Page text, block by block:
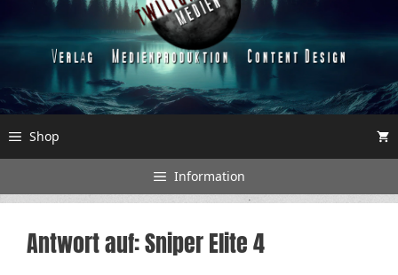
Shop
Information
Antwort auf: Sniper Elite 4